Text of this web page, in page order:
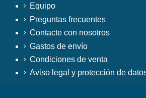
Equipo
Preguntas frecuentes
Contacte con nosotros
Gastos de envío
Condiciones de venta
Aviso legal y protección de